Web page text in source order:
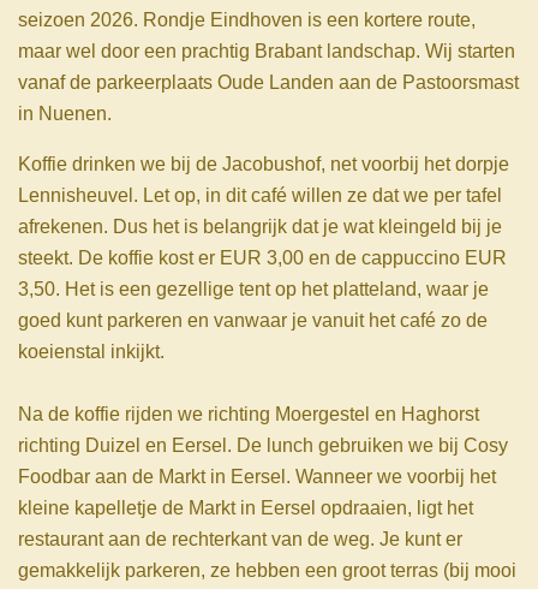
seizoen 2026. Rondje Eindhoven is een kortere route,
maar wel door een prachtig Brabant landschap. Wij starten
vanaf de parkeerplaats Oude Landen aan de Pastoorsmast
in Nuenen.
Koffie drinken we bij de Jacobushof, net voorbij het dorpje
Lennisheuvel. Let op, in dit café willen ze dat we per tafel
afrekenen. Dus het is belangrijk dat je wat kleingeld bij je
steekt. De koffie kost er EUR 3,00 en de cappuccino EUR
3,50. Het is een gezellige tent op het platteland, waar je
goed kunt parkeren en vanwaar je vanuit het café zo de
koeienstal inkijkt.
Na de koffie rijden we richting Moergestel en Haghorst
richting Duizel en Eersel. De lunch gebruiken we bij Cosy
Foodbar aan de Markt in Eersel. Wanneer we voorbij het
kleine kapelletje de Markt in Eersel opdraaien, ligt het
restaurant aan de rechterkant van de weg. Je kunt er
gemakkelijk parkeren, ze hebben een groot terras (bij mooi